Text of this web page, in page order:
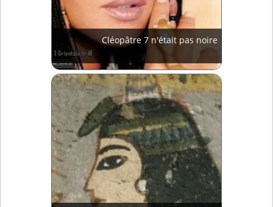
Cléopâtre 7 n'était pas noire